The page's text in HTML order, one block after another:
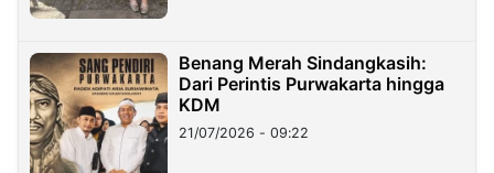
Benang Merah Sindangkasih:
Dari Perintis Purwakarta hingga
KDM
21/07/2026 - 09:22